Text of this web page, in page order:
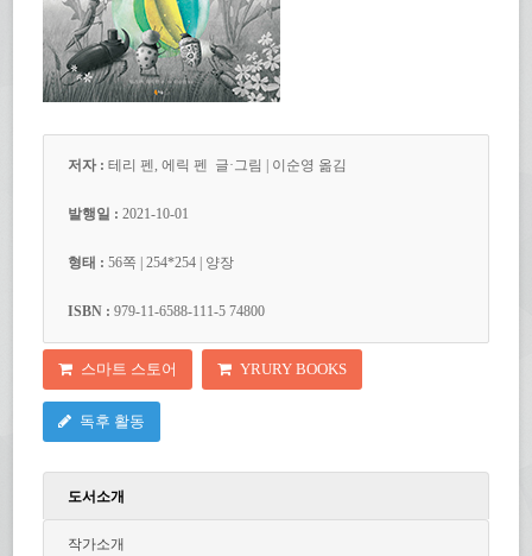
저자 :테리 펜, 에릭 펜 글·그림 | 이순영 옮김
발행일 :2021-10-01
형태 :56쪽 | 254*254 | 양장
ISBN :979-11-6588-111-5 74800
스마트 스토어 YRURY BOOKS
독후 활동
도서소개
작가소개